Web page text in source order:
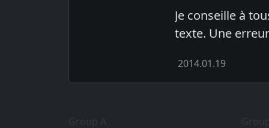
Je conseille à
texte. Une
2014.01.19